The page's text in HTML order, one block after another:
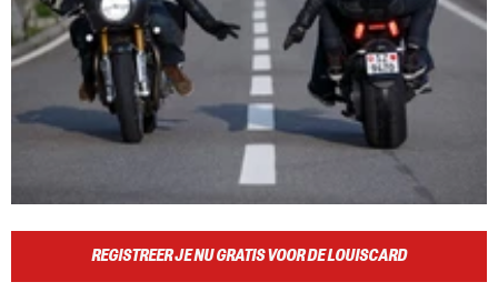
REGISTREER JE NU GRATIS VOOR DE LOUISCARD